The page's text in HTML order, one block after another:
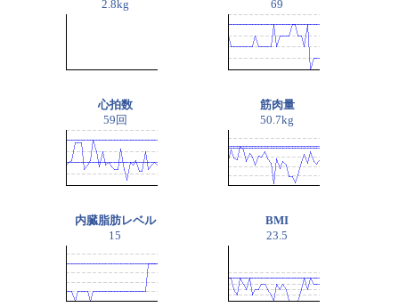
2.8kg
69
心拍数
59回
筋肉量
50.7kg
内臓脂肪レベル
15
BMI
23.5